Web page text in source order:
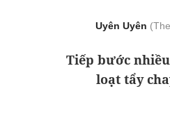
Uyên Uyên
Tiếp bước
loạt tẩy